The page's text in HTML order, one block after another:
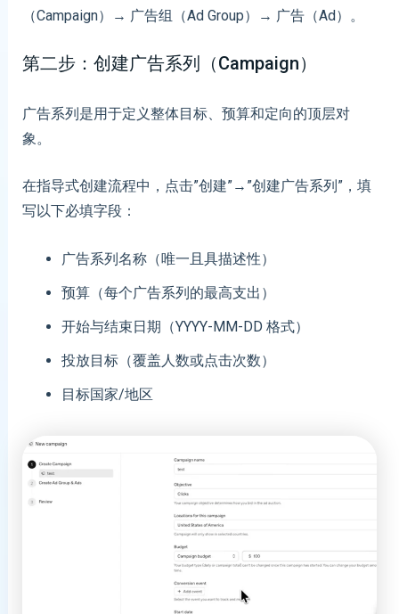
（Campaign）→ 广告组（Ad Group）→ 广告（Ad）。
第二步：创建广告系列（Campaign）
广告系列是用于定义整体目标、预算和定向的顶层对
象。
在指导式创建流程中，点击”创建”→”创建广告系列”，填
写以下必填字段：
广告系列名称（唯一且具描述性）
预算（每个广告系列的最高支出）
开始与结束日期（YYYY-MM-DD 格式）
投放目标（覆盖人数或点击次数）
目标国家/地区